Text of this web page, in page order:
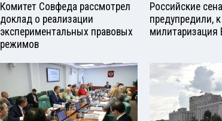
Комитет Совфеда рассмотрел
доклад о реализации
экспериментальных правовых
режимов
Российские
предупредили,
милитаризация